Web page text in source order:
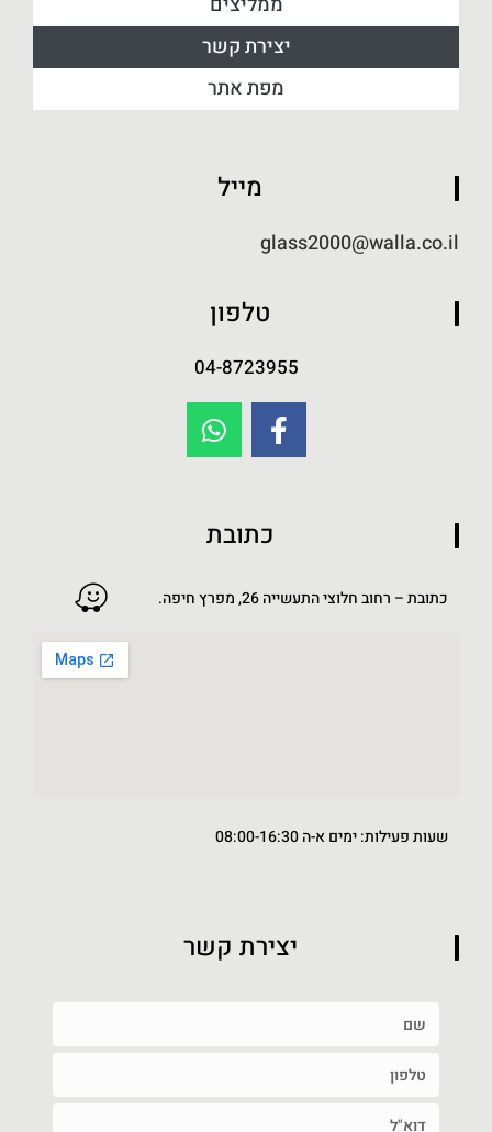
יצירת קשר
מפת אתר
מייל
glass2000@walla.co.il
טלפון
04-8723955
כתובת
כתובת – רחוב חלוצי התעשייה 26, מפרץ חיפה.
שעות פעילות: ימים א-ה 08:00-16:30
יצירת קשר